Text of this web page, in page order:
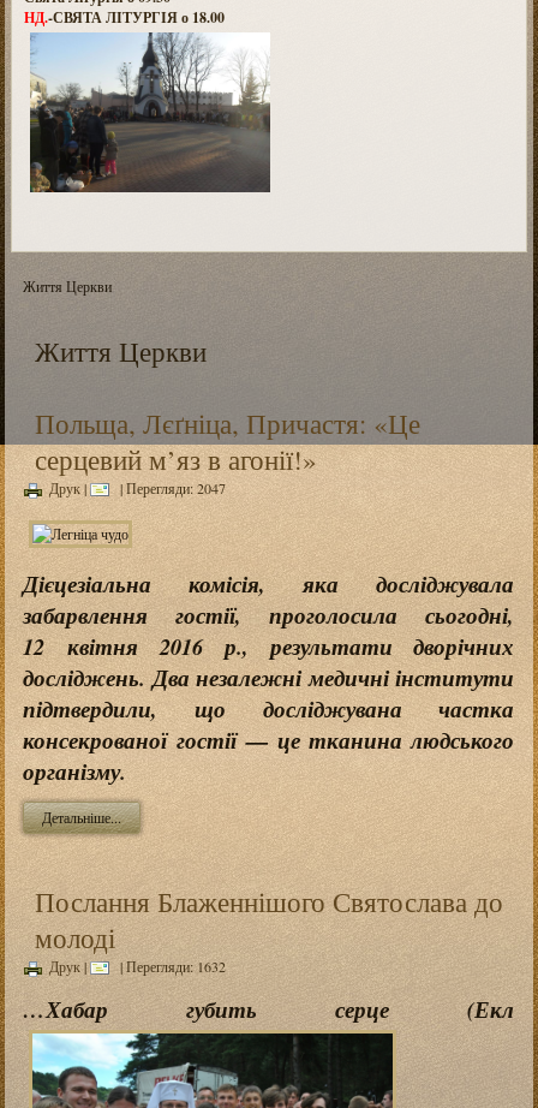
НД.-СВЯТА ЛІТУРГІЯ о 18.00
Життя Церкви
Життя Церкви
Польща, Лєґніца, Причастя: «Це
серцевий м’яз в агонії!»
Друк| | Перегляди: 2047
Дієцезіальна комісія, яка досліджувала
забарвлення гостії, проголосила сьогодні,
12 квітня 2016 р., результати дворічних
досліджень. Два незалежні медичні інститути
підтвердили, що досліджувана частка
консекрованої гостії — це тканина людського
організму.
Детальніше...
Послання Блаженнішого Святослава до
молоді
Друк| | Перегляди: 1632
…Хабар губить серце (Екл